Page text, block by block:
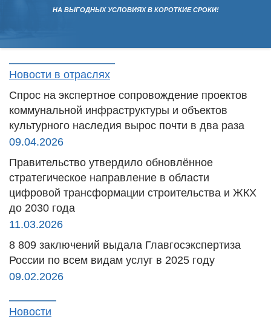
НА ВЫГОДНЫХ УСЛОВИЯХ В КОРОТКИЕ СРОКИ!
Новости в отраслях
Спрос на экспертное сопровождение проектов
коммунальной инфраструктуры и объектов
культурного наследия вырос почти в два раза
09.04.2026
Правительство утвердило обновлённое
стратегическое направление в области
цифровой трансформации строительства и ЖКХ
до 2030 года
11.03.2026
8 809 заключений выдала Главгосэкспертиза
России по всем видам услуг в 2025 году
09.02.2026
Новости